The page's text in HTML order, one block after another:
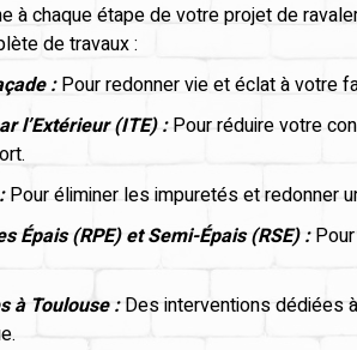
à chaque étape de votre projet de
de travaux :
:Pour redonner vie et éclat à votre
l’Extérieur (ITE) :Pour réduire votre
Pour éliminer les impuretés et redonner
Épais (RPE) et Semi-Épais (RSE) :Pour
à Toulouse :Des interventions dédiées